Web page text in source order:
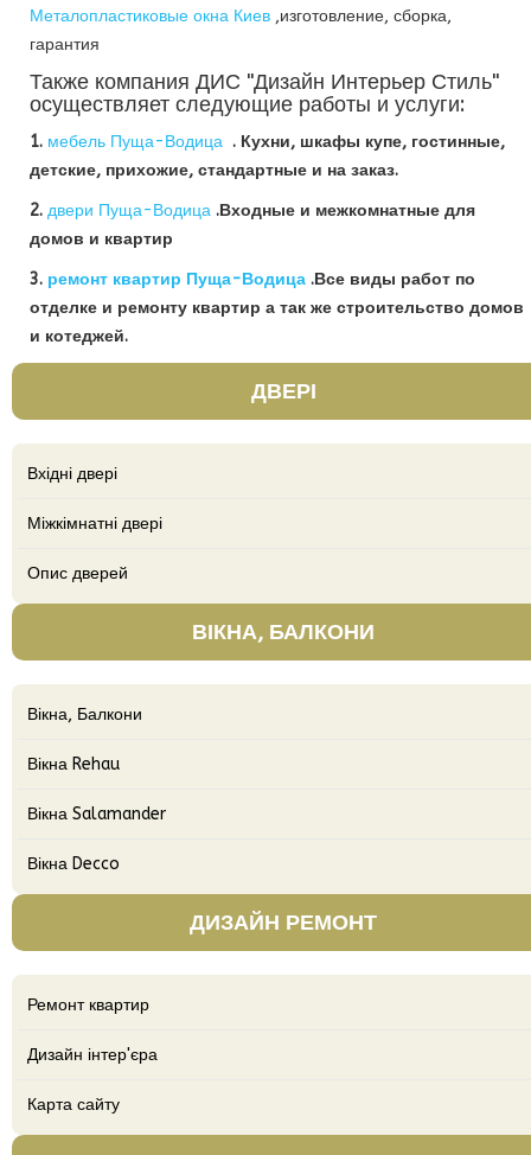
Металопластиковые окна Киев ,изготовление, сборка,
гарантия
Также компания ДИС "Дизайн Интерьер Стиль"
осуществляет следующие работы и услуги:
1. мебель Пуща-Водица . Кухни, шкафы купе, гостинные,
детские, прихожие, стандартные и на заказ.
2. двери Пуща-Водица .Входные и межкомнатные для
домов и квартир
3. ремонт квартир Пуща-Водица .Все виды работ по
отделке и ремонту квартир а так же строительство домов
и котеджей.
ДВЕРІ
Вхідні двері
Міжкімнатні двері
Опис дверей
ВІКНА, БАЛКОНИ
Вікна, Балкони
Вікна Rehau
Вікна Salamander
Вікна Decco
ДИЗАЙН РЕМОНТ
Ремонт квартир
Дизайн інтер'єра
Карта сайту